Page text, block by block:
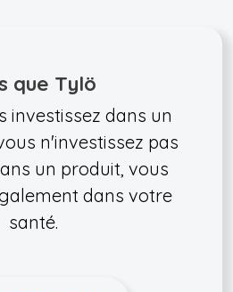
que Tylö
investissez dans un
n'investissez pas
un produit, vous
dans votre
santé.